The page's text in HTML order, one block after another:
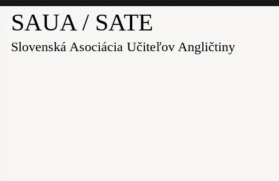
SAUA / SATE
Slovenská Asociácia Učiteľov Angličtiny